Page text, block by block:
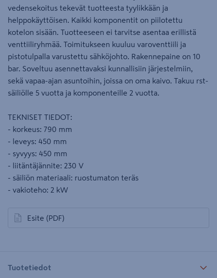
vedensekoitus tekevät tuotteesta tyylikkään ja
helppokäyttöisen. Kaikki komponentit on piilotettu
kotelon sisään. Tuotteeseen ei tarvitse asentaa erillistä
venttiiliryhmää. Toimitukseen kuuluu varoventtiili ja
pistotulpalla varustettu sähköjohto. Rakennepaine on 10
bar. Soveltuu asennettavaksi kunnallisiin järjestelmiin,
sekä vapaa-ajan asuntoihin, joissa on oma kaivo. Takuu rst-
säiliölle 5 vuotta ja komponenteille 2 vuotta.
TEKNISET TIEDOT:
- korkeus: 790 mm
- leveys: 450 mm
- syvyys: 450 mm
- liitäntäjännite: 230 V
- säiliön materiaali: ruostumaton teräs
- vakioteho: 2 kW
Esite (PDF)
avautuu uuteen välilehteen
Tuotetiedot